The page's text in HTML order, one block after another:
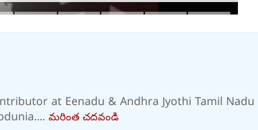
మంచంపై విగతజీవిగా..?
at Eenadu & Andhra Jyothi Tamil Nadu
మరింత చదవండి